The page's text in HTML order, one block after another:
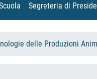
(current)
Segreteria di
delle Produzioni